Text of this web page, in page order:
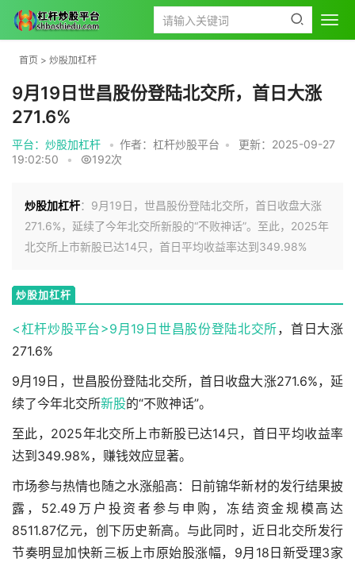
首页 > 炒股加杠杆
9月19日世昌股份登陆北交所，首日大涨
271.6%
平台：炒股加杠杆 • 作者：杠杆炒股平台 •
更新：2025-09-27
19:02:50
• 192次
炒股加杠杆：9月19日，世昌股份登陆北交所，首日收盘大涨
271.6%，延续了今年北交所新股的“不败神话”。至此，2025年
北交所上市新股已达14只，首日平均收益率达到349.98%
炒股加杠杆
<杠杆炒股平台>9月19日世昌股份登陆北交所，首日大涨
271.6%
9月19日，世昌股份登陆北交所，首日收盘大涨271.6%，延
续了今年北交所新股的“不败神话”。
至此，2025年北交所上市新股已达14只，首日平均收益率
达到349.98%，赚钱效应显著。
市场参与热情也随之水涨船高：日前锦华新材的发行结果披
露，52.49万户投资者参与申购，冻结资金规模高达
8511.87亿元，创下历史新高。与此同时，近日北交所发行
节奏明显加快新三板上市原始股涨幅，9月18日新受理3家